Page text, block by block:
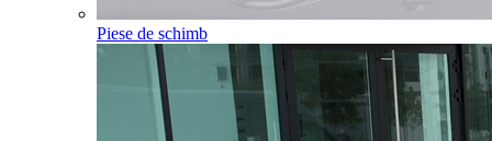
Piese de schimb